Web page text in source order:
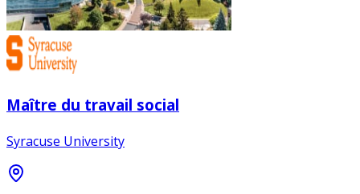
Maître du travail social
Syracuse University